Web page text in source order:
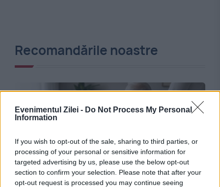
Evenimentul Zilei - Do Not Process My Personal
Information
If you wish to opt-out of the sale, sharing to third parties, or
processing of your personal or sensitive information for
targeted advertising by us, please use the below opt-out
section to confirm your selection. Please note that after your
opt-out request is processed you may continue seeing
Recomandările noastre
SOCIAL